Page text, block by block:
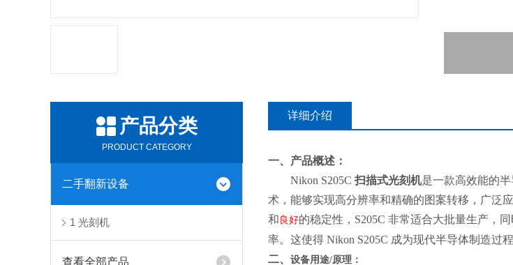
FIA：40nm
产品分类
PRODUCT CATEGORY
二手翻新设备
1 光刻机
查看全部产品
详细介绍
一、 产品概述：
Nikon S205C 扫描式光刻机是一款高效能的
术，能够实现高分辨率和精确的图案转移，广泛
和 良好的稳定性，S205C 非常适合大批量生产，
率。这使得 Nikon S205C 成为现代半导体制造过
二、 设备用途/原理：